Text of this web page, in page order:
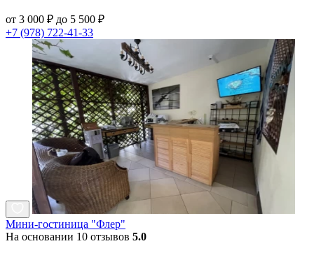
от 3 000 ₽ до 5 500 ₽
+7 (978) 722-41-33
Мини-гостиница "Флер"
На основании 10 отзывов 5.0